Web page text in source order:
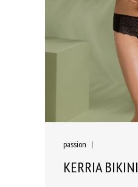
passion |
KERRIA BIKINI